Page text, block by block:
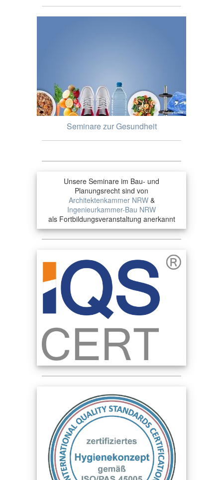
Seminare zur Gesundheit
Unsere Seminare im Bau- und
Planungsrecht sind von
Architektenkammer NRW&
Ingenieurkammer-Bau NRW
als Fortbildungsveranstaltung anerkannt